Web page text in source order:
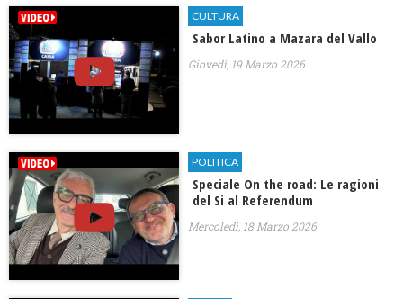
CULTURA
Sabor Latino a Mazara del Vallo
Giovedì, 19 Marzo 2026
POLITICA
Speciale On the road: Le ragioni
del Si al Referendum
Mercoledì, 18 Marzo 2026